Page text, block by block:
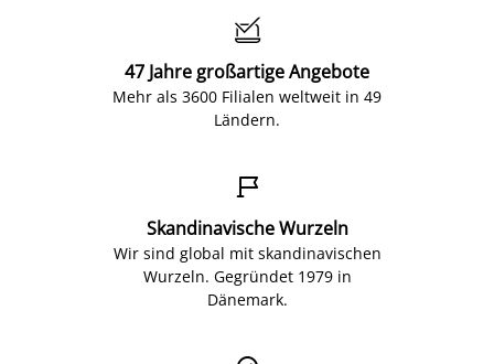

47 Jahre großartige Angebote
Mehr als 3600 Filialen weltweit in 49
Ländern.

Skandinavische Wurzeln
Wir sind global mit skandinavischen
Wurzeln. Gegründet 1979 in
Dänemark.